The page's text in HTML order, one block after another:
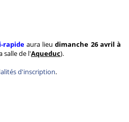
rapideaura lieu dimanche 26 avril à
salle de l'Aqueduc).
d'inscription.